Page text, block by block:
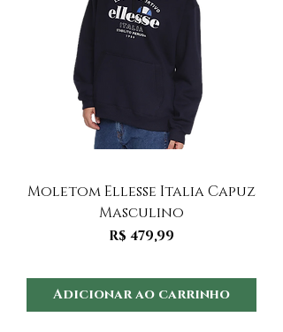
Moletom Ellesse Italia Capuz
Masculino
Preço
R$ 479,99
Adicionar ao carrinho